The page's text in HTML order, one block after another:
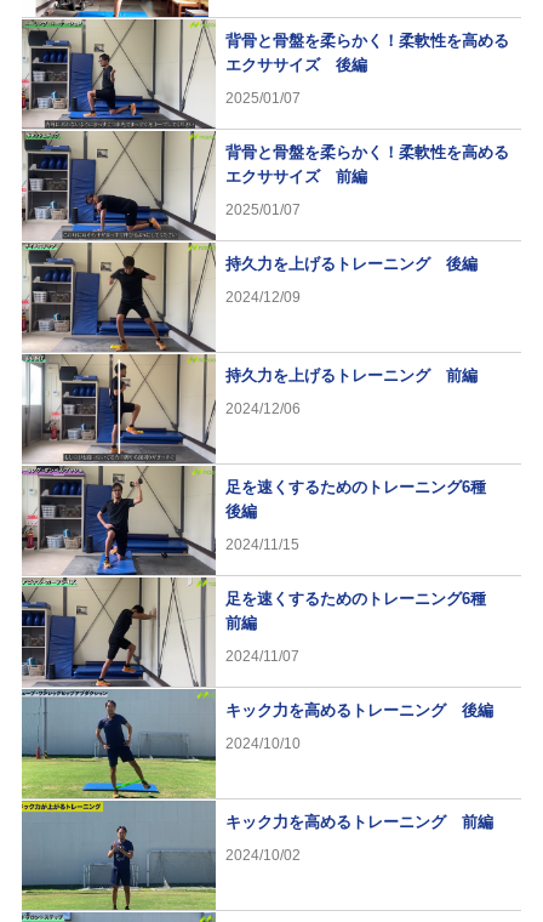
背骨と骨盤を柔らかく！柔軟性を高める
エクササイズ 後編
2025/01/07
背骨と骨盤を柔らかく！柔軟性を高める
エクササイズ 前編
2025/01/07
持久力を上げるトレーニング 後編
2024/12/09
持久力を上げるトレーニング 前編
2024/12/06
足を速くするためのトレーニング6種
後編
2024/11/15
足を速くするためのトレーニング6種
前編
2024/11/07
キック力を高めるトレーニング 後編
2024/10/10
キック力を高めるトレーニング 前編
2024/10/02